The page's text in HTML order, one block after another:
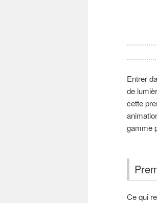
Entrer
de
cette
gamme
Ce qui